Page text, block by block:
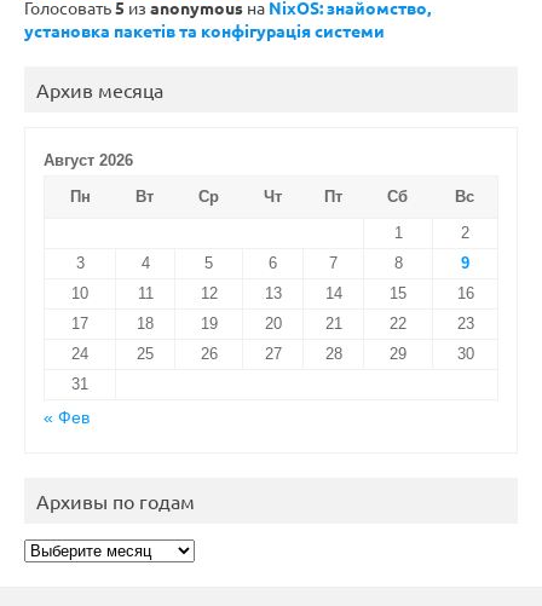
Голосовать5 из anonymous на NixOS: знайомство,
установка пакетів та конфігурація системи
Архив месяца
Август 2026
Пн
Вт Ср Чт Пт Сб
Вс
1
2
3
4 5 6 7 8
9
10
11 12 13 14 15
16
17
18 19 20 21 22
23
24
25 26 27 28 29
30
31
« Фев
Архивы по годам
Архивы